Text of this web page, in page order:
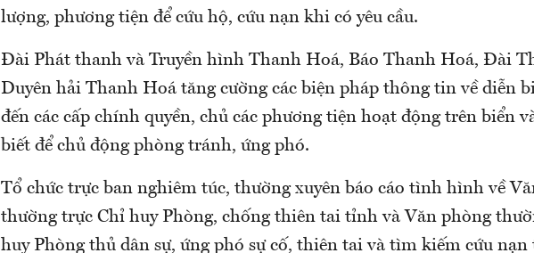
lượng, phương tiện để cứu hộ, cứu nạn khi có yêu cầu.
Đài Phát thanh và Truyền hình Thanh Hoá, Báo Thanh Hoá, Đài
Duyên hải Thanh Hoá tăng cường các biện pháp thông tin về diễn
đến các cấp chính quyền, chủ các phương tiện hoạt động trên biển
biết để chủ động phòng tránh, ứng phó.
Tổ chức trực ban nghiêm túc, thường xuyên báo cáo tình hình về
thường trực Chỉ huy Phòng, chống thiên tai tỉnh và Văn phòng
huy Phòng thủ dân sự, ứng phó sự cố, thiên tai và tìm kiếm cứu